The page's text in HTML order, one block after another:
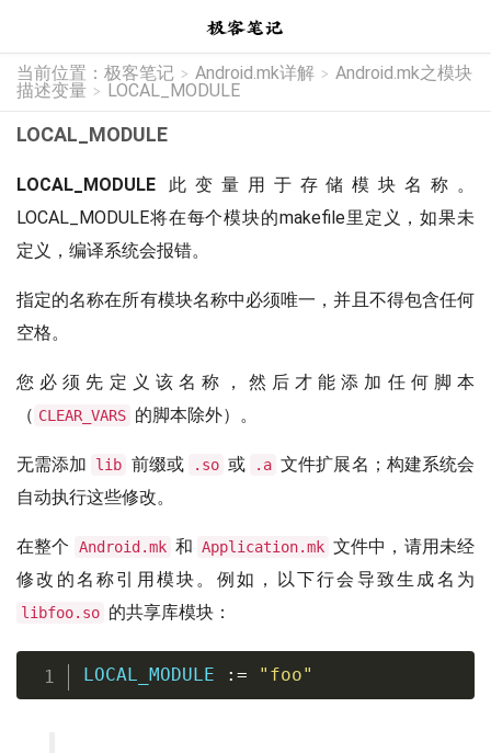
当前位置： 极客笔记 > Android.mk详解 > Android.mk之模块
描述变量 > LOCAL_MODULE
LOCAL_MODULE
LOCAL_MODULE 此变量用于存储模块名称。
LOCAL_MODULE将在每个模块的makefile里定义，如果未
定义，编译系统会报错。
指定的名称在所有模块名称中必须唯一，并且不得包含任何
空格。
您必须先定义该名称，然后才能添加任何脚本
（ CLEAR_VARS 的脚本除外）。
无需添加 lib 前缀或 .so 或 .a 文件扩展名；构建系统会
自动执行这些修改。
在整个 Android.mk 和 Application.mk 文件中，请用未经
修改的名称引用模块。例如，以下行会导致生成名为
libfoo.so 的共享库模块：
LOCAL_MODULE := "foo"